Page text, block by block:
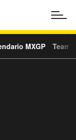
MXGP Team